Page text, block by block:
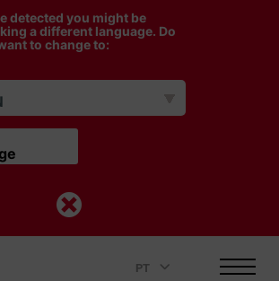
detected you might be
a different language. Do
to change to:
PT .